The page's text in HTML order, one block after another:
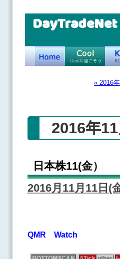
DayTradeNet
« 2016
2016年
日本株11(金）
2016月11月11日(
QMR Watch